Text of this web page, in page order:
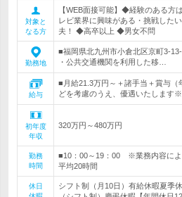
対象と
なる方
【WEB面接可能】◆経験のある方
レビ業界に興味がある・挑戦した
夫！ ◆高卒以上 ◆男女不問
勤務地
■福岡県北九州市小倉北区京町3-
・公共交通機関を利用した移…
給与
■月給21.3万円～＋諸手当＋賞与
どを考慮のうえ、優遇いたします
初年度
年収
320万円～480万円
勤務
時間
■10：00～19：00 ※業務内容に
平均20時間
休日
シフト制（月10日）有給休暇夏季